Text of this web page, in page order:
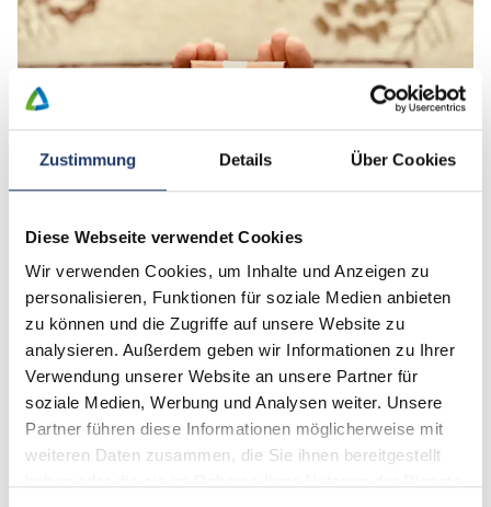
Zustimmung Details Über Cookies
Diese Webseite verwendet Cookies
Wir verwenden Cookies, um Inhalte und Anzeigen zu
personalisieren, Funktionen für soziale Medien anbieten
zu können und die Zugriffe auf unsere Website zu
analysieren. Außerdem geben wir Informationen zu Ihrer
Verwendung unserer Website an unsere Partner für
soziale Medien, Werbung und Analysen weiter. Unsere
Partner führen diese Informationen möglicherweise mit
weiteren Daten zusammen, die Sie ihnen bereitgestellt
Buoni regalo
Ordina il buono
LeadingCampings
Per ordinare